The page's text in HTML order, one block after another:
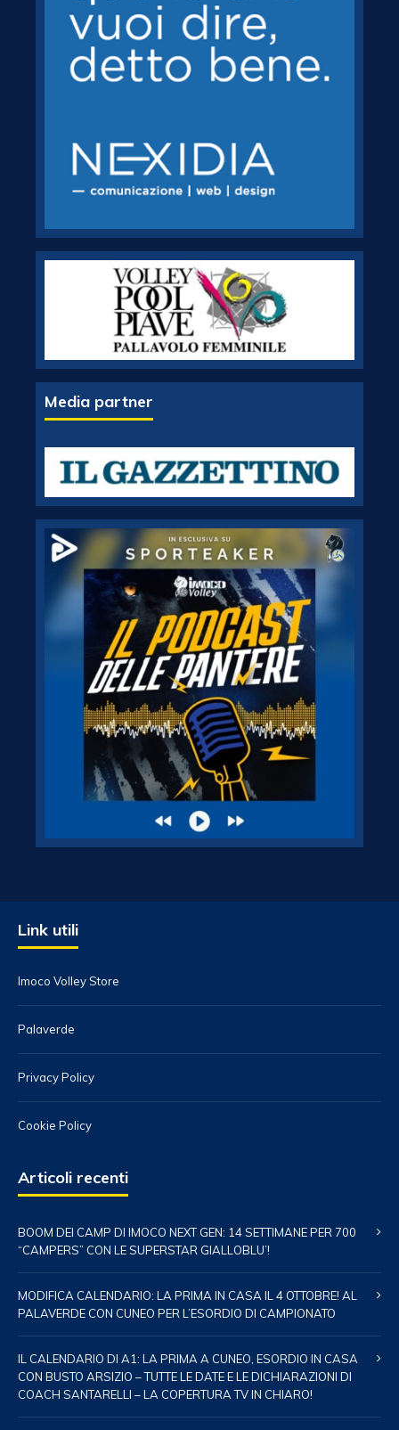
Media partner
Link utili
Imoco Volley Store
Palaverde
Privacy Policy
Cookie Policy
Articoli recenti
BOOM DEI CAMP DI IMOCO NEXT GEN: 14 SETTIMANE PER 700
“CAMPERS” CON LE SUPERSTAR GIALLOBLU’!
MODIFICA CALENDARIO: LA PRIMA IN CASA IL 4 OTTOBRE! AL
PALAVERDE CON CUNEO PER L’ESORDIO DI CAMPIONATO
IL CALENDARIO DI A1: LA PRIMA A CUNEO, ESORDIO IN CASA
CON BUSTO ARSIZIO – TUTTE LE DATE E LE DICHIARAZIONI DI
COACH SANTARELLI – LA COPERTURA TV IN CHIARO!